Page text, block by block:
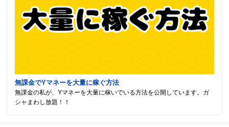
無課金でYマネーを大量に稼ぐ方法
無課金の私が、Yマネーを大量に稼いでいる方法を公開しています。ガ
シャまわし放題！！